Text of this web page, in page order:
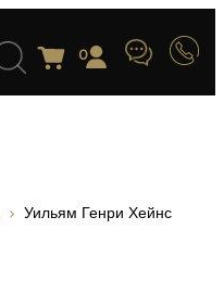
0
Уильям Генри Хейнс